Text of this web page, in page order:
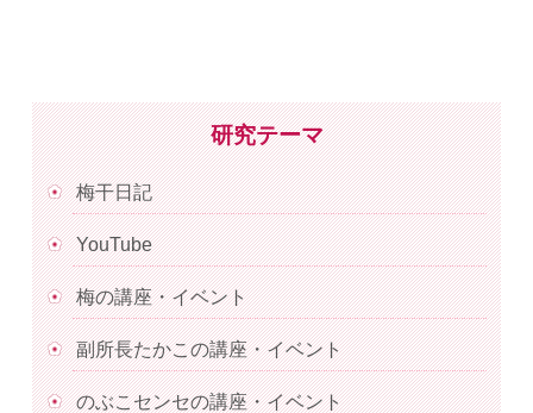
研究テーマ
梅干日記
YouTube
梅の講座・イベント
副所長たかこの講座・イベント
のぶこセンセの講座・イベント